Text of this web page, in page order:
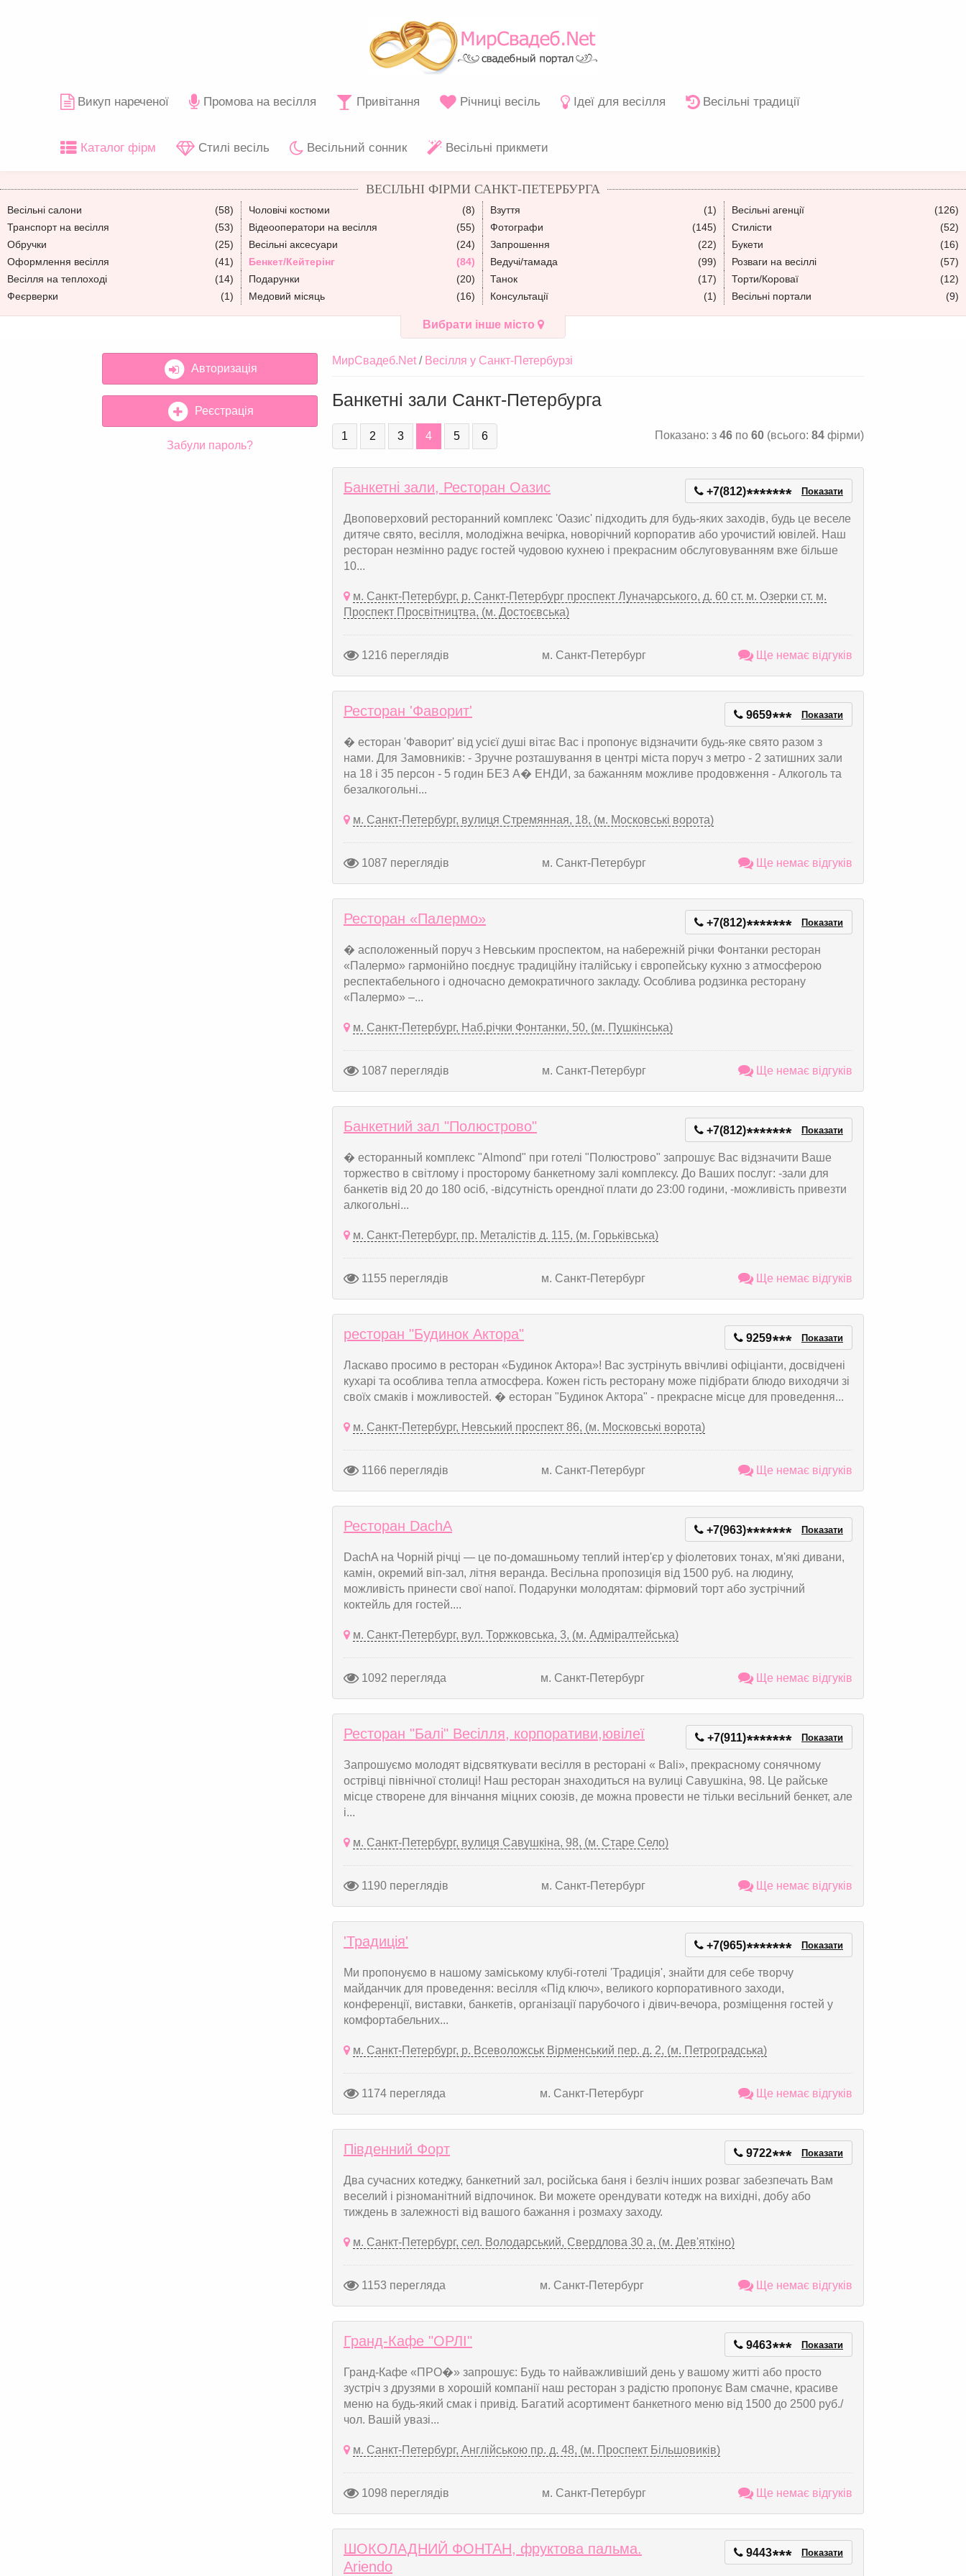
Викуп нареченої Промова на весілля Привітання Річниці весіль Ідеї для весілля Весільні традиції
Каталог фірм Стилі весіль Весільний сонник Весільні прикмети
ВЕСІЛЬНІ ФІРМИ САНКТ-ПЕТЕРБУРГА
Весільні салони (58) Чоловічі костюми (8) Взуття (1) Весільні агенції
(126)
Транспорт на весілля
(53) Відеооператори на весілля (55) Фотографи (145) Стилісти
(52)
Обручки
(25) Весільні аксесуари (24) Запрошення (22) Букети
(16)
Оформлення весілля
(41) Бенкет/Кейтерінг (84) Ведучі/тамада (99) Розваги на весіллі
(57)
Весілля на теплоході
(14) Подарунки (20) Танок (17) Торти/Короваї
(12)
Феєрверки
(1) Медовий місяць (16) Консультації (1) Весільні портали (9)
Вибрати інше місто
МирСвадеб.Net Весілля у Санкт-Петербурзі
Банкетні зали Санкт-Петербурга
1 2 3 4 5 6 Показано: з 46 по 60 (всього: 84 фірми)
Банкетні зали, Ресторан Оазис +7(812)******* Показати
Двоповерховий ресторанний комплекс 'Оазис' підходить для будь-яких заходів, будь це веселе
дитяче свято, весілля, молодіжна вечірка, новорічний корпоратив або урочистий ювілей. Наш
ресторан незмінно радує гостей чудовою кухнею і прекрасним обслуговуванням вже більше
10...
м. Санкт-Петербург, р. Санкт-Петербург проспект Луначарського, д. 60 ст. м. Озерки ст. м.
Проспект Просвітництва, (м. Достоєвська)
1216 переглядів м. Санкт-Петербург Ще немає відгуків
Ресторан 'Фаворит' 9659*** Показати
� есторан 'Фаворит' від усієї душі вітає Вас і пропонує відзначити будь-яке свято разом з
нами. Для Замовників: - Зручне розташування в центрі міста поруч з метро - 2 затишних зали
на 18 і 35 персон - 5 годин БЕЗ А� ЕНДИ, за бажанням можливе продовження - Алкоголь та
безалкогольні...
м. Санкт-Петербург, вулиця Стремянная, 18, (м. Московські ворота)
1087 переглядів м. Санкт-Петербург Ще немає відгуків
Ресторан «Палермо» +7(812)******* Показати
� асположенный поруч з Невським проспектом, на набережній річки Фонтанки ресторан
«Палермо» гармонійно поєднує традиційну італійську і європейську кухню з атмосферою
респектабельного і одночасно демократичного закладу. Особлива родзинка ресторану
«Палермо» –...
м. Санкт-Петербург, Наб.річки Фонтанки, 50, (м. Пушкінська)
1087 переглядів м. Санкт-Петербург Ще немає відгуків
Банкетний зал "Полюстрово" +7(812)******* Показати
� есторанный комплекс "Almond" при готелі "Полюстрово" запрошує Вас відзначити Ваше
торжество в світлому і просторому банкетному залі комплексу. До Ваших послуг: -зали для
банкетів від 20 до 180 осіб, -відсутність орендної плати до 23:00 години, -можливість привезти
алкогольні...
м. Санкт-Петербург, пр. Металістів д. 115, (м. Горьківська)
1155 переглядів м. Санкт-Петербург Ще немає відгуків
ресторан "Будинок Актора" 9259*** Показати
Ласкаво просимо в ресторан «Будинок Актора»! Вас зустрінуть ввічливі офіціанти, досвідчені
кухарі та особлива тепла атмосфера. Кожен гість ресторану може підібрати блюдо виходячи зі
своїх смаків і можливостей. � есторан "Будинок Актора" - прекрасне місце для проведення...
м. Санкт-Петербург, Невський проспект 86, (м. Московські ворота)
1166 переглядів м. Санкт-Петербург Ще немає відгуків
Ресторан DachA +7(963)******* Показати
DachA на Чорній річці — це по-домашньому теплий інтер'єр у фіолетових тонах, м'які дивани,
камін, окремий віп-зал, літня веранда. Весільна пропозиція від 1500 руб. на людину,
можливість принести свої напої. Подарунки молодятам: фірмовий торт або зустрічний
коктейль для гостей....
м. Санкт-Петербург, вул. Торжковська, 3, (м. Адміралтейська)
1092 перегляда м. Санкт-Петербург Ще немає відгуків
Ресторан "Балі" Весілля, корпоративи,ювілеї +7(911)******* Показати
Запрошуємо молодят відсвяткувати весілля в ресторані « Bali», прекрасному сонячному
острівці північної столиці! Наш ресторан знаходиться на вулиці Савушкіна, 98. Це райське
місце створене для вінчання міцних союзів, де можна провести не тільки весільний бенкет, але
і...
м. Санкт-Петербург, вулиця Савушкіна, 98, (м. Старе Село)
1190 переглядів м. Санкт-Петербург Ще немає відгуків
'Традиція' +7(965)******* Показати
Ми пропонуємо в нашому заміському клубі-готелі 'Традиція', знайти для себе творчу
майданчик для проведення: весілля «Під ключ», великого корпоративного заходи,
конференції, виставки, банкетів, організації парубочого і дівич-вечора, розміщення гостей у
комфортабельних...
м. Санкт-Петербург, р. Всеволожськ Вірменський пер. д. 2, (м. Петроградська)
1174 перегляда м. Санкт-Петербург Ще немає відгуків
Південний Форт 9722*** Показати
Два сучасних котеджу, банкетний зал, російська баня і безліч інших розваг забезпечать Вам
веселий і різноманітний відпочинок. Ви можете орендувати котедж на вихідні, добу або
тиждень в залежності від вашого бажання і розмаху заходу.
м. Санкт-Петербург, сел. Володарський, Свердлова 30 а, (м. Дев'яткіно)
1153 перегляда м. Санкт-Петербург Ще немає відгуків
Гранд-Кафе "ОРЛІ" 9463*** Показати
Гранд-Кафе «ПРО�» запрошує: Будь то найважливіший день у вашому житті або просто
зустріч з друзями в хорошій компанії наш ресторан з радістю пропонує Вам смачне, красиве
меню на будь-який смак і привід. Багатий асортимент банкетного меню від 1500 до 2500 руб./
чол. Вашій увазі...
м. Санкт-Петербург, Англійською пр. д. 48, (м. Проспект Більшовиків)
1098 переглядів м. Санкт-Петербург Ще немає відгуків
ШОКОЛАДНИЙ ФОНТАН, фруктова пальма.
Ariendo
9443*** Показати
Авторизація
Реєстрація
Забули пароль?